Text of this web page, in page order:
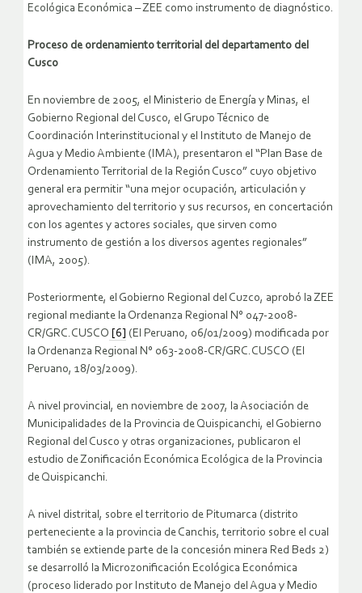
Ecológica Económica – ZEE como instrumento de diagnóstico.
Proceso de ordenamiento territorial del departamento del
Cusco
En noviembre de 2005, el Ministerio de Energía y Minas, el
Gobierno Regional del Cusco, el Grupo Técnico de
Coordinación Interinstitucional y el Instituto de Manejo de
Agua y Medio Ambiente (IMA), presentaron el “Plan Base de
Ordenamiento Territorial de la Región Cusco” cuyo objetivo
general era permitir “una mejor ocupación, articulación y
aprovechamiento del territorio y sus recursos, en concertación
con los agentes y actores sociales, que sirven como
instrumento de gestión a los diversos agentes regionales”
(IMA, 2005).
Posteriormente, el Gobierno Regional del Cuzco, aprobó la ZEE
regional mediante la Ordenanza Regional N° 047-2008-
CR/GRC.CUSCO [6]
(El Peruano, 06/01/2009) modificada por
la Ordenanza Regional N° 063-2008-CR/GRC.CUSCO (El
Peruano, 18/03/2009).
A nivel provincial, en noviembre de 2007, la Asociación de
Municipalidades de la Provincia de Quispicanchi, el Gobierno
Regional del Cusco y otras organizaciones, publicaron el
estudio de Zonificación Económica Ecológica de la Provincia
de Quispicanchi.
A nivel distrital, sobre el territorio de Pitumarca (distrito
perteneciente a la provincia de Canchis, territorio sobre el cual
también se extiende parte de la concesión minera Red Beds 2)
se desarrolló la Microzonificación Ecológica Económica
(proceso liderado por Instituto de Manejo del Agua y Medio